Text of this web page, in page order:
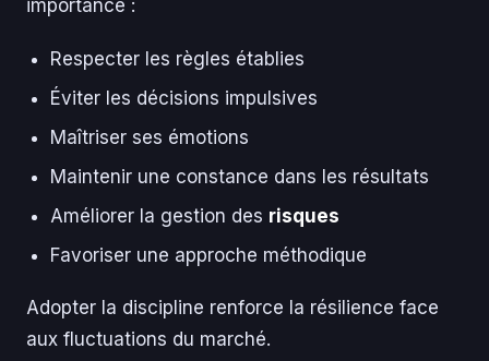
importance :
Respecter les règles établies
Éviter les décisions impulsives
Maîtriser ses émotions
Maintenir une constance dans les résultats
Améliorer la gestion des risques
Favoriser une approche méthodique
Adopter la discipline renforce la résilience face
aux fluctuations du marché.